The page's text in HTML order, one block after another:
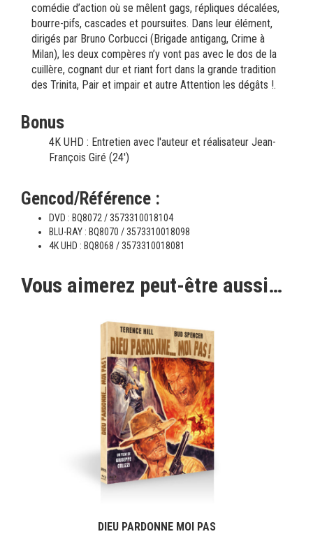
comédie d’action où se mêlent gags, répliques décalées,
bourre-pifs, cascades et poursuites. Dans leur élément,
dirigés par Bruno Corbucci (Brigade antigang, Crime à
Milan), les deux compères n’y vont pas avec le dos de la
cuillère, cognant dur et riant fort dans la grande tradition
des Trinita, Pair et impair et autre Attention les dégâts !.
Bonus
4K UHD : Entretien avec l'auteur et réalisateur Jean-
François Giré (24')
Gencod/Référence :
DVD : BQ8072 / 3573310018104
BLU-RAY : BQ8070 / 3573310018098
4K UHD : BQ8068 / 3573310018081
Vous aimerez peut-être aussi…
DIEU PARDONNE MOI PAS